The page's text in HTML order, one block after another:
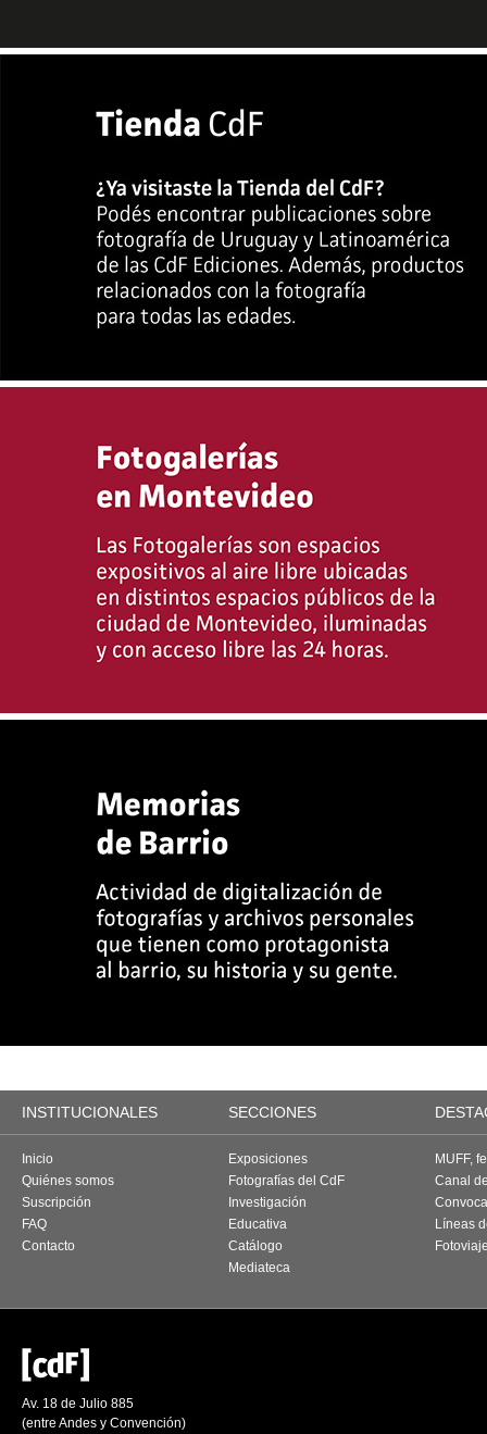
INSTITUCIONALES SECCIONES
Inicio
Quiénes somos
Suscripción
FAQ
Contacto
Exposiciones
Fotografías del CdF
Investigación
Educativa
Catálogo
Mediateca
MUFF,
Canal
Líneas
Av. 18 de Julio 885
(entre Andes y Convención)